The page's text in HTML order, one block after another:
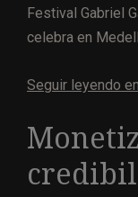
Festival Gabriel
celebra en
Seguir leyendo